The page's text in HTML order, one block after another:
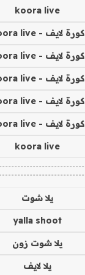
koora live
كورة لايف - koora live
كورة لايف - koora live
كورة لايف - koora live
كورة لايف - koora live
كورة لايف - koora live
koora live
يلا شوت
yalla shoot
يلا شوت زون
يلا لايف